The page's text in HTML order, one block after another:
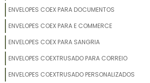
ENVELOPES COEX PARA DOCUMENTOS
ENVELOPES COEX PARA E COMMERCE
ENVELOPES COEX PARA SANGRIA
ENVELOPES COEXTRUSADO PARA CORREIO
ENVELOPES COEXTRUSADO PERSONALIZADOS